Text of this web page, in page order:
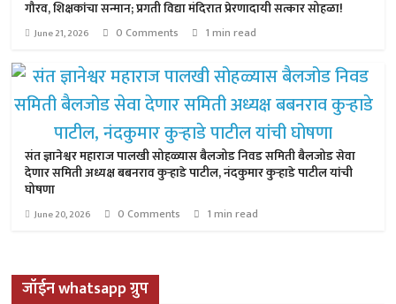
गौरव, शिक्षकांचा सन्मान; प्रगती विद्या मंदिरात प्रेरणादायी सत्कार सोहळा!
June 21, 2026 0 Comments 1 min read
संत ज्ञानेश्वर महाराज पालखी सोहळ्यास बैलजोड निवड समिती बैलजोड सेवा
देणार समिती अध्यक्ष बबनराव कुऱ्हाडे पाटील, नंदकुमार कुऱ्हाडे पाटील यांची
घोषणा
June 20, 2026 0 Comments 1 min read
जॉईन whatsapp ग्रुप